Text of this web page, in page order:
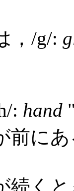
/g/:
: hand
にあ
くと